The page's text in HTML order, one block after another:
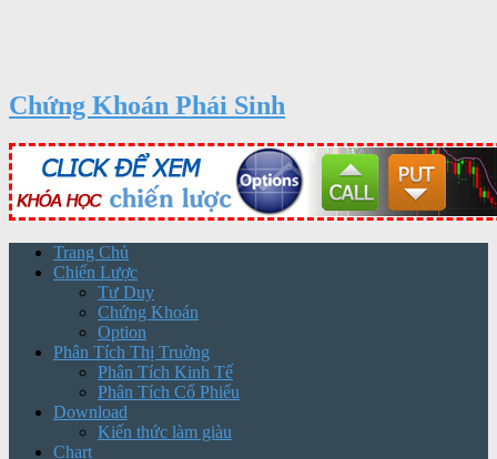
Chứng Khoán Phái Sinh
Trang Chủ
Chiến Lược
Tư Duy
Chứng Khoán
Option
Phân Tích Thị Truờng
Phân Tích Kinh Tế
Phân Tích Cổ Phiếu
Download
Kiến thức làm giàu
Chart